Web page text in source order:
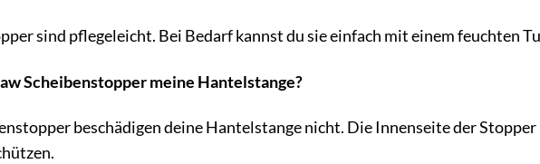
sind pflegeleicht. Bei Bedarf kannst du sie einfach mit einem feuchten
Scheibenstopper meine Hantelstange?
beschädigen deine Hantelstange nicht. Die Innenseite der